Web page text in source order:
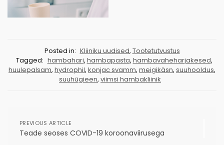
Posted in: Kliiniku uudised, Tootetutvustus
Tagged: hambahari, hambapasta, hambavaheharjakesed,
huulepalsam, hydrophil, konjac svamm, meigikäsn, suuhooldus,
suuhügieen, viimsi hambakliinik
PREVIOUS ARTICLE
Teade seoses COVID-19 koroonaviirusega